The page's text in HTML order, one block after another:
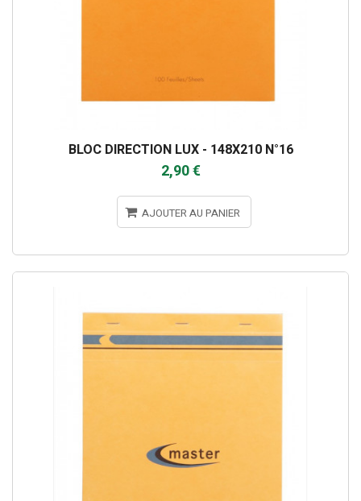
BLOC DIRECTION LUX - 148X210 N°16
2,90 €
AJOUTER AU PANIER